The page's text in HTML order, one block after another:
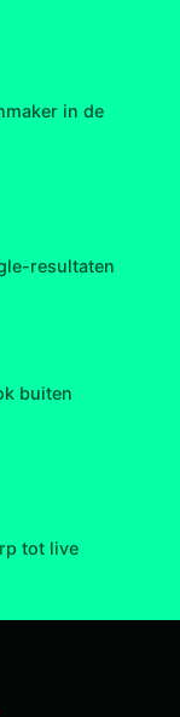
in de
resultaten
buiten
tot live